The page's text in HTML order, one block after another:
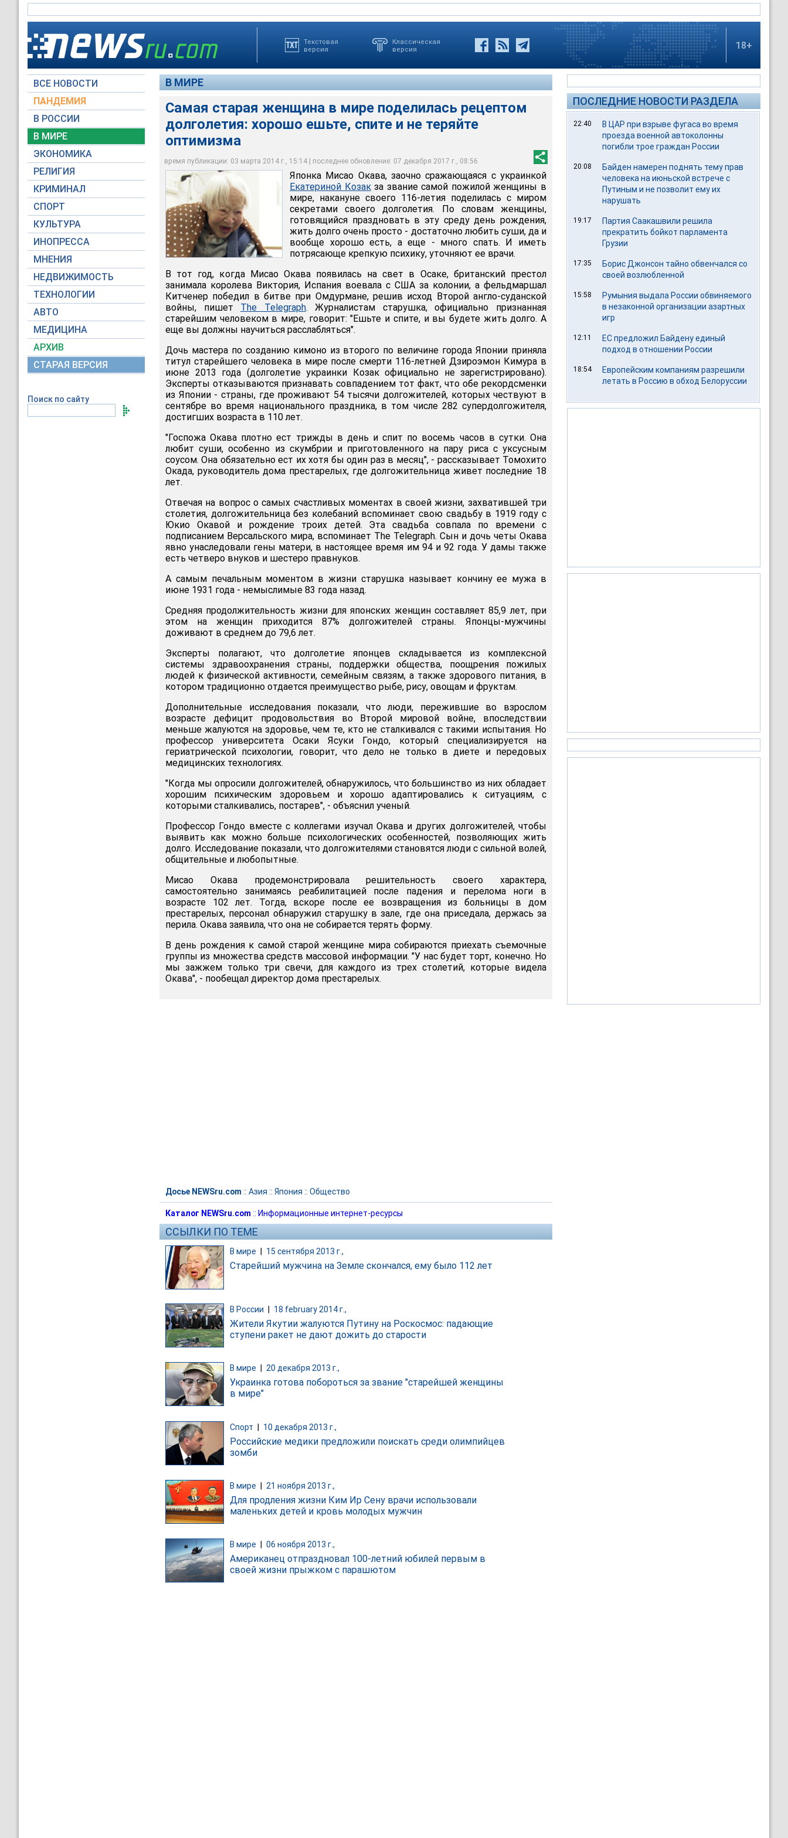
Текстовая
версия
Классическая
версия
18+
ВСЕ НОВОСТИ
ПАНДЕМИЯ
В РОССИИ
В МИРЕ
ЭКОНОМИКА
РЕЛИГИЯ
КРИМИНАЛ
СПОРТ
КУЛЬТУРА
ИНОПРЕССА
МНЕНИЯ
НЕДВИЖИМОСТЬ
ТЕХНОЛОГИИ
АВТО
МЕДИЦИНА
АРХИВ
СТАРАЯ ВЕРСИЯ
Поиск по сайту
В МИРЕ
Самая старая женщина в мире поделилась рецептом
долголетия: хорошо ешьте, спите и не теряйте
оптимизма
время публикации: 03 марта 2014 г., 15:14 | последнее обновление: 07 декабря 2017 г., 08:56
Самая старая женщина в мире поделилась рецептом долголетия: хорошо ешьте,
спите и не теряйте оптимизма
NHK
Японка Мисао Окава, заочно сражающаяся с украинкой
Екатериной Козакза звание самой пожилой женщины в
мире, накануне своего 116-летия поделилась с миром
секретами своего долголетия. По словам женщины,
готовящийся праздновать в эту среду день рождения,
жить долго очень просто - достаточно любить суши, да и
вообще хорошо есть, а еще - много спать. И иметь
потрясающе крепкую психику, уточняют ее врачи.
В тот год, когда Мисао Окава появилась на свет в Осаке, британский престол
занимала королева Виктория, Испания воевала с США за колонии, а фельдмаршал
Китченер победил в битве при Омдурмане, решив исход Второй англо-суданской
войны, пишет The Telegraph. Журналистам старушка, официально признанная
старейшим человеком в мире, говорит: "Ешьте и спите, и вы будете жить долго. А
еще вы должны научиться расслабляться".
Дочь мастера по созданию кимоно из второго по величине города Японии приняла
титул старейшего человека в мире после смерти 116-летней Дзироэмон Кимура в
июне 2013 года (долголетие украинки Козак официально не зарегистрировано).
Эксперты отказываются признавать совпадением тот факт, что обе рекордсменки
из Японии - страны, где проживают 54 тысячи долгожителей, которых чествуют в
сентябре во время национального праздника, в том числе 282 супердолгожителя,
достигших возраста в 110 лет.
"Госпожа Окава плотно ест трижды в день и спит по восемь часов в сутки. Она
любит суши, особенно из скумбрии и приготовленного на пару риса с уксусным
соусом. Она обязательно ест их хотя бы один раз в месяц", - рассказывает Томохито
Окада, руководитель дома престарелых, где долгожительница живет последние 18
лет.
Отвечая на вопрос о самых счастливых моментах в своей жизни, захватившей три
столетия, долгожительница без колебаний вспоминает свою свадьбу в 1919 году с
Юкио Окавой и рождение троих детей. Эта свадьба совпала по времени с
подписанием Версальского мира, вспоминает The Telegraph. Сын и дочь четы Окава
явно унаследовали гены матери, в настоящее время им 94 и 92 года. У дамы также
есть четверо внуков и шестеро правнуков.
А самым печальным моментом в жизни старушка называет кончину ее мужа в
июне 1931 года - немыслимые 83 года назад.
Средняя продолжительность жизни для японских женщин составляет 85,9 лет, при
этом на женщин приходится 87% долгожителей страны. Японцы-мужчины
доживают в среднем до 79,6 лет.
Эксперты полагают, что долголетие японцев складывается из комплексной
системы здравоохранения страны, поддержки общества, поощрения пожилых
людей к физической активности, семейным связям, а также здорового питания, в
котором традиционно отдается преимущество рыбе, рису, овощам и фруктам.
Дополнительные исследования показали, что люди, пережившие во взрослом
возрасте дефицит продовольствия во Второй мировой войне, впоследствии
меньше жалуются на здоровье, чем те, кто не сталкивался с такими испытания. Но
профессор университета Осаки Ясуки Гондо, который специализируется на
гериатрической психологии, говорит, что дело не только в диете и передовых
медицинских технологиях.
"Когда мы опросили долгожителей, обнаружилось, что большинство из них обладает
хорошим психическим здоровьем и хорошо адаптировались к ситуациям, с
которыми сталкивались, постарев", - объяснил ученый.
Профессор Гондо вместе с коллегами изучал Окава и других долгожителей, чтобы
выявить как можно больше психологических особенностей, позволяющих жить
долго. Исследование показали, что долгожителями становятся люди с сильной волей,
общительные и любопытные.
Мисао Окава продемонстрировала решительность своего характера,
самостоятельно занимаясь реабилитацией после падения и перелома ноги в
возрасте 102 лет. Тогда, вскоре после ее возвращения из больницы в дом
престарелых, персонал обнаружил старушку в зале, где она приседала, держась за
перила. Окава заявила, что она не собирается терять форму.
В день рождения к самой старой женщине мира собираются приехать съемочные
группы из множества средств массовой информации. "У нас будет торт, конечно. Но
мы зажжем только три свечи, для каждого из трех столетий, которые видела
Окава", - пообещал директор дома престарелых.
Досье NEWSru.com :: Азия :: Япония :: Общество
Каталог NEWSru.com :: Информационные интернет-ресурсы
ССЫЛКИ ПО ТЕМЕ
В мире 15 сентября 2013 г.,
Старейший мужчина на Земле скончался, ему было 112 лет
В России 18 february 2014 г.,
Жители Якутии жалуются Путину на Роскосмос: падающие
ступени ракет не дают дожить до старости
В мире 20 декабря 2013 г.,
Украинка готова побороться за звание "старейшей женщины
в мире"
Спорт | 10 декабря 2013 г.,
Российские медики предложили поискать среди олимпийцев
зомби
В мире 21 ноября 2013 г.,
Для продления жизни Ким Ир Сену врачи использовали
маленьких детей и кровь молодых мужчин
В мире 06 ноября 2013 г.,
Американец отпраздновал 100-летний юбилей первым в
своей жизни прыжком с парашютом
ПОСЛЕДНИЕ НОВОСТИ РАЗДЕЛА
22:40
В ЦАР при взрыве фугаса во время
проезда военной автоколонны
погибли трое граждан России
20:08
Байден намерен поднять тему прав
человека на июньской встрече с
Путиным и не позволит ему их
нарушать
19:17
Партия Саакашвили решила
прекратить бойкот парламента
Грузии
17:35
Борис Джонсон тайно обвенчался со
своей возлюбленной
15:58
Румыния выдала России обвиняемого
в незаконной организации азартных
игр
12:11
ЕС предложил Байдену единый
подход в отношении России
18:54
Европейским компаниям разрешили
летать в Россию в обход Белоруссии